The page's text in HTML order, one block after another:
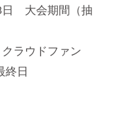
日 大会期間（抽
ラウドファン
終日